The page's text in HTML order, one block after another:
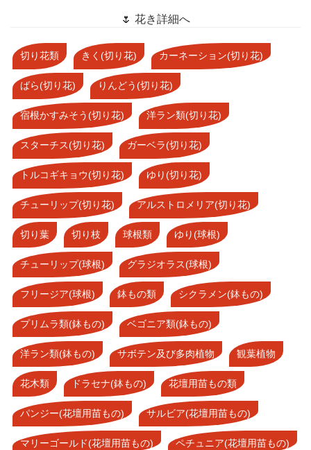
🌷 花き詳細へ
切り花類 きく(切り花) カーネーション(切り花)
ばら(切り花) りんどう(切り花)
宿根かすみそう(切り花) 洋ラン類(切り花)
スターチス(切り花) ガーベラ(切り花)
トルコギキョウ(切り花) ゆり(切り花)
チューリップ(切り花) アルストロメリア(切り花)
切り葉 切り枝 球根類 ゆり(球根)
チューリップ(球根) グラジオラス(球根)
フリージア(球根) 鉢もの類 シクラメン(鉢もの)
プリムラ類(鉢もの) ベゴニア類(鉢もの)
洋ラン類(鉢もの) サボテン及び多肉植物 観葉植物
花木類 ドラセナ(鉢もの) 花壇用苗もの類
パンジー(花壇用苗もの) サルビア(花壇用苗もの)
マリーゴールド(花壇用苗もの) ペチュニア(花壇用苗もの)